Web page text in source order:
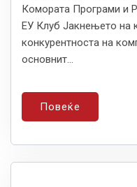
Комората Програми и
ЕУ Клуб Јакнењето на
конкурентноста на
основнит...
Повеќе